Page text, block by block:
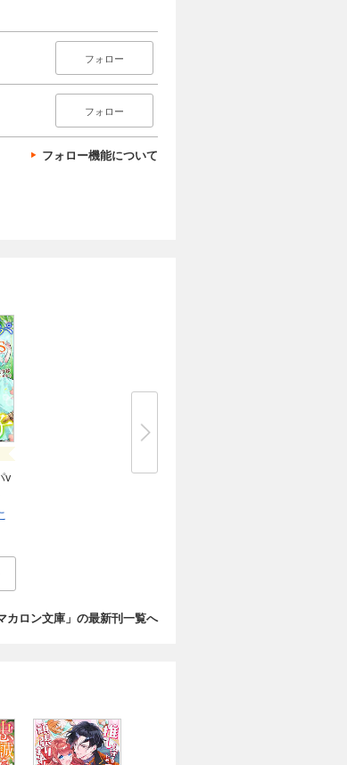
フォロー
フォロー
フォロー機能について
v
カロン文庫」の最新刊一覧へ